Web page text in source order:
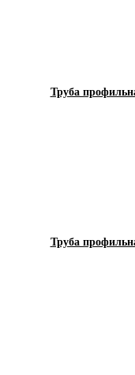
Труба
Труба